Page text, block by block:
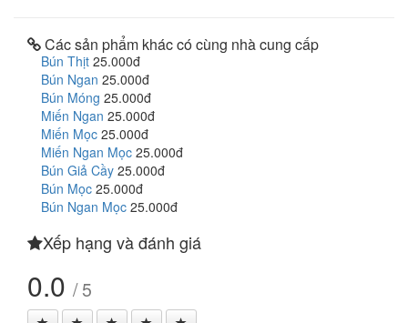
Các sản phẩm khác có cùng nhà cung cấp
Bún Thịt 25.000đ
Bún Ngan 25.000đ
Bún Móng 25.000đ
Miến Ngan 25.000đ
Miến Mọc 25.000đ
Miến Ngan Mọc 25.000đ
Bún Giả Cầy 25.000đ
Bún Mọc 25.000đ
Bún Ngan Mọc 25.000đ
Xếp hạng và đánh giá
0.0 / 5